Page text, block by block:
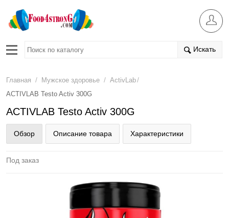
Искать
Главная / Мужское здоровье / ActivLab/
ACTIVLAB Testo Activ 300G
ACTIVLAB Testo Activ 300G
Обзор Описание товара Характеристики
Под заказ